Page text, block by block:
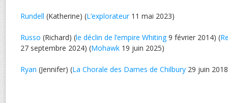
Rundell (Katherine) (L’explorateur11 mai 2023)
Russo (Richard) (le déclin de l’empire Whiting9 février 2014) (
27 septembre 2024) (Mohawk 19 juin 2025)
Ryan (Jennifer) (La Chorale des Dames de Chilbury 29 juin